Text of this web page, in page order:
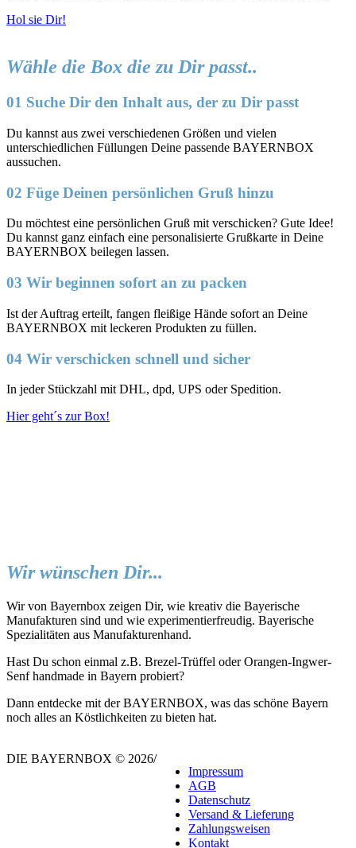
Hol sie Dir!
Wähle die Box die zu Dir passt..
01 Suche Dir den Inhalt aus, der zu Dir passt
Du kannst aus zwei verschiedenen Größen und vielen
unterschiedlichen Füllungen Deine passende BAYERNBOX
aussuchen.
02 Füge Deinen persönlichen Gruß hinzu
Du möchtest eine persönlichen Gruß mit verschicken? Gute Idee!
Du kannst ganz einfach eine personalisierte Grußkarte in Deine
BAYERNBOX beilegen lassen.
03 Wir beginnen sofort an zu packen
Ist der Auftrag erteilt, fangen fleißige Hände sofort an Deine
BAYERNBOX mit leckeren Produkten zu füllen.
04 Wir verschicken schnell und sicher
In jeder Stückzahl mit DHL, dpd, UPS oder Spedition.
Hier geht´s zur Box!
Wir wünschen Dir...
Wir von Bayernbox zeigen Dir, wie kreativ die Bayerische
Manufakturen sind und wie experimentierfreudig. Bayerische
Spezialitäten aus Manufakturenhand.
Hast Du schon einmal z.B. Brezel-Trüffel oder Orangen-Ingwer-
Senf handmade in Bayern probiert?
Dann entdecke mit der BAYERNBOX, was das schöne Bayern
noch alles an Köstlichkeiten zu bieten hat.
DIE BAYERNBOX © 2026/
Impressum
AGB
Datenschutz
Versand & Lieferung
Zahlungsweisen
Kontakt